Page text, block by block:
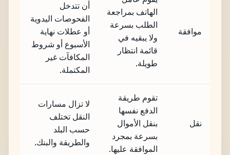
موافقة
الهاتف بمراجعة
الطلب بسرعة
ولا يبقيه في
قائمة انتظار
طويلة.
أن تتدخل
الفحوصات اليدوية
أو عطلات نهاية
الأسبوع أو شروط
المكافآت غير
المكتملة.
نقل
تقوم طريقة
الدفع نفسها
بنقل الأموال
بسرعة بمجرد
الموافقة عليها.
لا تزال مسارات
النقل تختلف
حسب البلد
والطريقة والبنك.